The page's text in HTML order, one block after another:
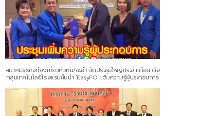
สมาคมธุรกิจท่องเที่ยวหัวหิน/ชะอำ จัดประชุมใหญ่ประจำเดือน ดึง
กลุ่มเทคโนโลยีโรงแรมชั้นนำ ‘EasyFO’ เติมความรู้ผู้ประกอบการ